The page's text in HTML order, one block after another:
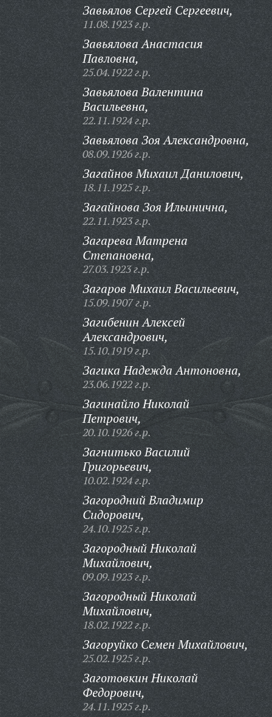
Завьялов Сергей Сергеевич,
11.08.1923 г.р.
Завьялова Анастасия
Павловна,
25.04.1922 г.р.
Завьялова Валентина
Васильевна,
22.11.1924 г.р.
Завьялова Зоя Александровна,
08.09.1926 г.р.
Загайнов Михаил Данилович,
18.11.1925 г.р.
Загайнова Зоя Ильинична,
22.11.1923 г.р.
Загарева Матрена
Степановна,
27.03.1923 г.р.
Загаров Михаил Васильевич,
15.09.1907 г.р.
Загибенин Алексей
Александрович,
15.10.1919 г.р.
Загика Надежда Антоновна,
23.06.1922 г.р.
Загинайло Николай
Петрович,
20.10.1926 г.р.
Загнитько Василий
Григорьевич,
10.02.1924 г.р.
Загородний Владимир
Сидорович,
24.10.1925 г.р.
Загородный Николай
Михайлович,
09.09.1923 г.р.
Загородный Николай
Михайлович,
18.02.1922 г.р.
Загоруйко Семен Михайлович,
25.02.1925 г.р.
Заготовкин Николай
Федорович,
24.11.1925 г.р.